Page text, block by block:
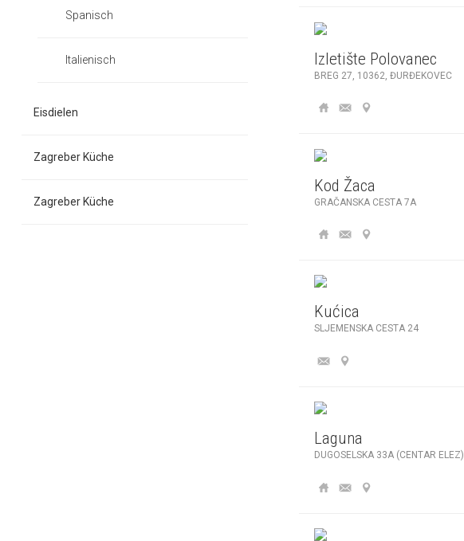
Spanisch
Italienisch
Eisdielen
Zagreber Küche
Zagreber Küche
Izletište Polovanec
BREG 27, 10362, ĐURĐEKOVEC
Kod Žaca
GRAČANSKA CESTA 7A
Kućica
SLJEMENSKA CESTA 24
Laguna
DUGOSELSKA 33A (CENTAR ELEZ)